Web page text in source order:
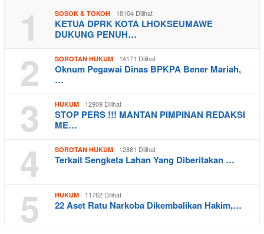
1 SOSOK & TOKOH 18104 Dilihat
KETUA DPRK KOTA LHOKSEUMAWE
DUKUNG PENUH…
2 SOROTAN HUKUM 14171 Dilihat
Oknum Pegawai Dinas BPKPA Bener Mariah,
…
3 HUKUM 12909 Dilihat
STOP PERS !!! MANTAN PIMPINAN REDAKSI
ME…
4 SOROTAN HUKUM 12881 Dilihat
Terkait Sengketa Lahan Yang Diberitakan …
5 HUKUM 11762 Dilihat
22 Aset Ratu Narkoba Dikembalikan Hakim,…